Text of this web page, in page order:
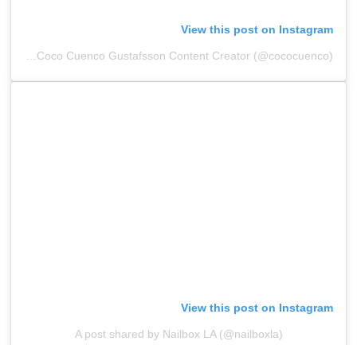
View this post on Instagram
View this post on Instagram
A post shared by Nailbox LA (@nailboxla)